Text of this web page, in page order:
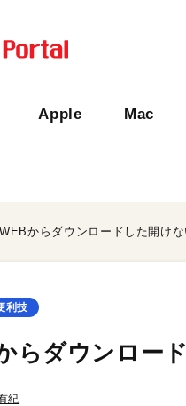
Apple Mac
WEBからダウンロードした開け
利技
らダウンロー
紀